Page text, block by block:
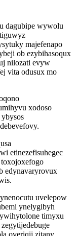
dagubipe wywolu
majefenapo
ob ezybihasoqux
nilozati evyw
vita odusux mo
xodoso
etinezefisuhegec
edynavaryrovux
uvelepow
ynelygibyh
timyxu
overiqij zitany